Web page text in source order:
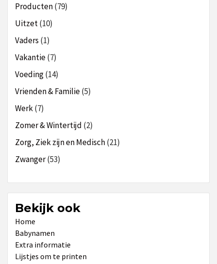
Producten(79)
Uitzet(10)
Vaders (1)
Vakantie(7)
Voeding(14)
Vrienden & Familie(5)
Werk(7)
Zomer & Wintertijd (2)
Zorg, Ziek zijn en Medisch(21)
Zwanger(53)
Bekijk ook
Home
Babynamen
Extra informatie
Lijstjes om te printen